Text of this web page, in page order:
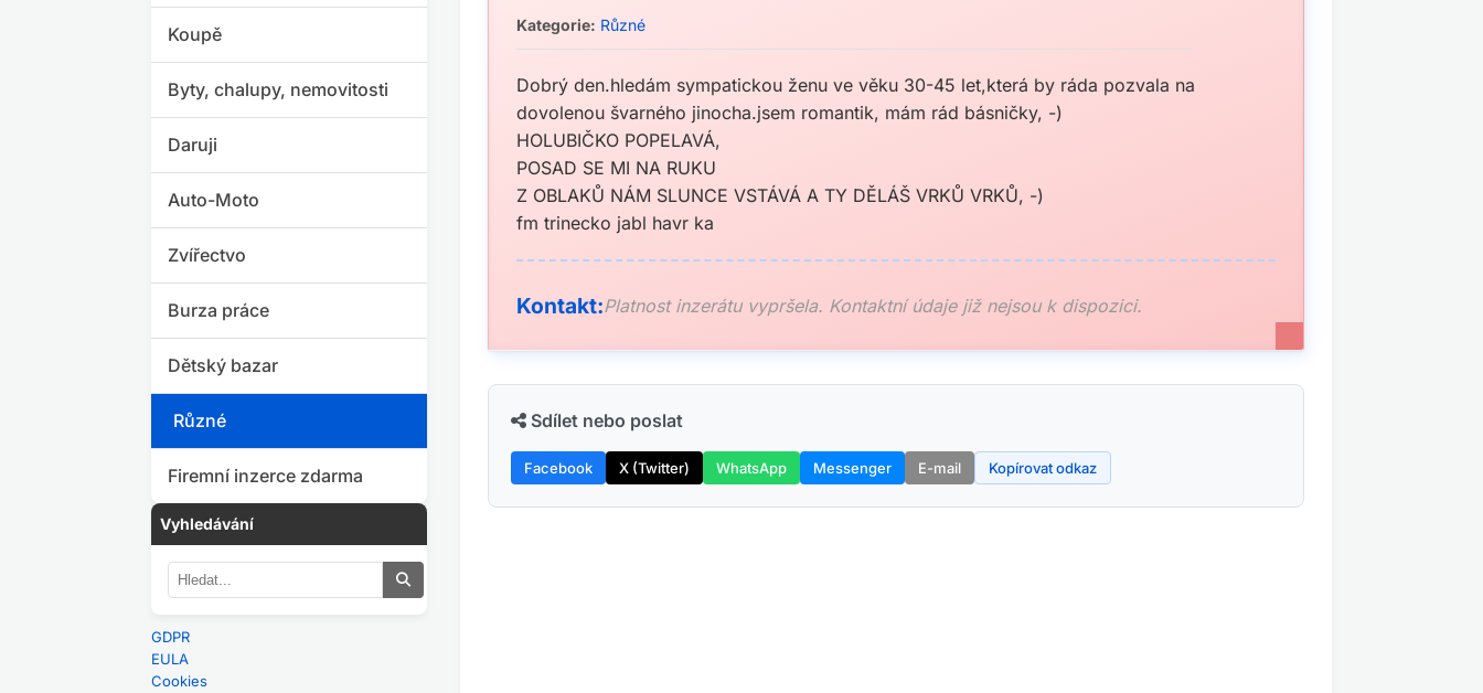
Koupě
Byty, chalupy, nemovitosti
Daruji
Auto-Moto
Zvířectvo
Burza práce
Dětský bazar
Různé
Firemní inzerce zdarma
Vyhledávání
GDPR
EULA
Cookies
Kategorie: Různé
Dobrý den.hledám sympatickou ženu ve věku 30-45 let,která by ráda pozvala na
dovolenou švarného jinocha.jsem romantik, mám rád básničky, -)
HOLUBIČKO POPELAVÁ,
POSAD SE MI NA RUKU
Z OBLAKŮ NÁM SLUNCE VSTÁVÁ A TY DĚLÁŠ VRKŮ VRKŮ, -)
fm trinecko jabl havr ka
Kontakt:Platnost inzerátu vypršela. Kontaktní údaje již nejsou k dispozici.
Sdílet nebo poslat
Facebook X (Twitter) WhatsApp Messenger E-mail Kopírovat odkaz